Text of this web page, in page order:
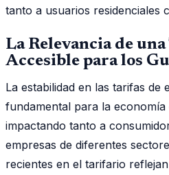
tanto a usuarios residenciales
La Relevancia de
Accesible para los
La estabilidad en las tarifas de
fundamental para la economía
impactando tanto a
empresas de diferentes
recientes en el tarifario